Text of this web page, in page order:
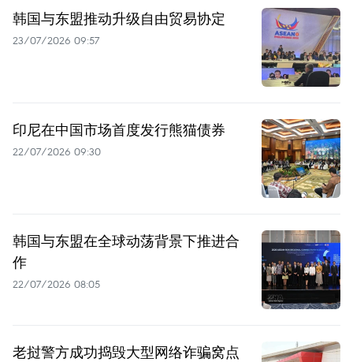
韩国与东盟推动升级自由贸易协定
23/07/2026 09:57
印尼在中国市场首度发行熊猫债券
22/07/2026 09:30
韩国与东盟在全球动荡背景下推进合
作
22/07/2026 08:05
老挝警方成功捣毁大型网络诈骗窝点